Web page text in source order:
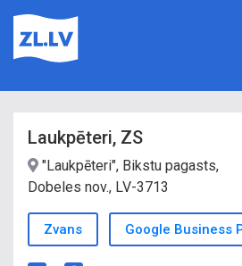
Laukpēteri, ZS
"Laukpēteri", Bikstu pagasts,
Dobeles nov., LV-3713
Zvans Google Business